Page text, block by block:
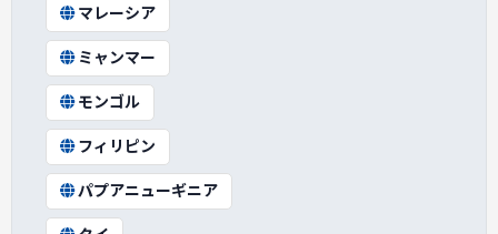
マレーシア
ミャンマー
モンゴル
フィリピン
パプアニューギニア